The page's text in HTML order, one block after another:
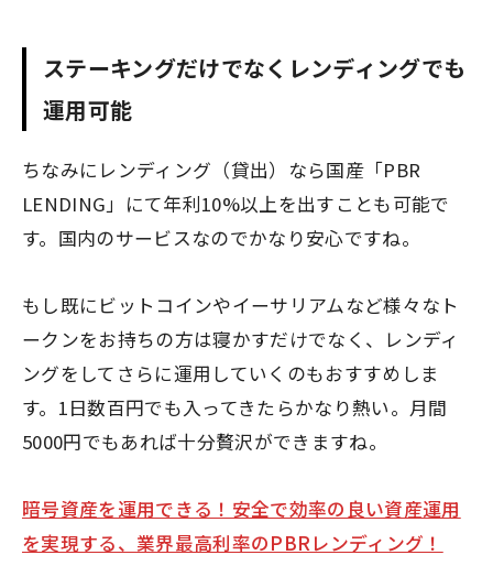
ステーキングだけでなくレンディングでも
運用可能
ちなみにレンディング（貸出）なら国産「PBR
LENDING」にて年利10%以上を出すことも可能で
す。国内のサービスなのでかなり安心ですね。
もし既にビットコインやイーサリアムなど様々なト
ークンをお持ちの方は寝かすだけでなく、レンディ
ングをしてさらに運用していくのもおすすめしま
す。1日数百円でも入ってきたらかなり熱い。月間
5000円でもあれば十分贅沢ができますね。
暗号資産を運用できる！安全で効率の良い資産運用
を実現する、業界最高利率のPBRレンディング！